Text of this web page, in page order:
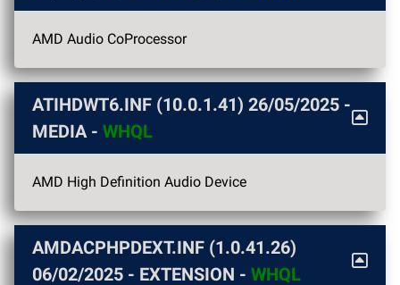
AMD Audio CoProcessor
ATIHDWT6.INF (10.0.1.41) 26/05/2025 -
MEDIA - WHQL
AMD High Definition Audio Device
AMDACPHPDEXT.INF (1.0.41.26)
06/02/2025 - EXTENSION - WHQL